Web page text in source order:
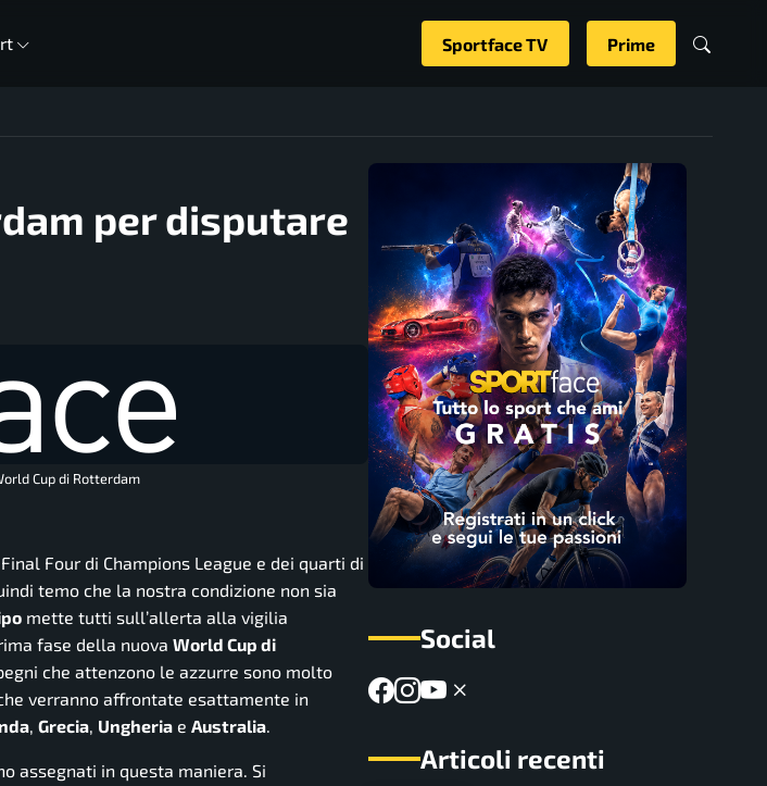
Sportface TV Prime
per disputare
Cup di Rotterdam
Four di Champions League e dei quarti di
temo che la nostra condizione non sia
mette tutti sull’allerta alla vigilia
fase della nuova World Cup di
che attenzono le azzurre sono molto
verranno affrontate esattamente in
, Grecia, Ungheria e Australia.
assegnati in questa maniera. Si
Social
Articoli recenti